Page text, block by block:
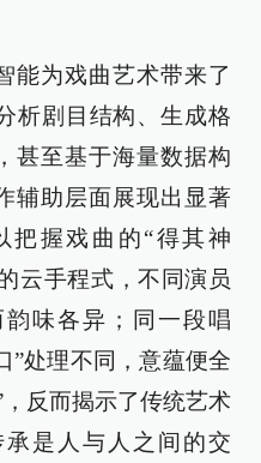
能为戏曲艺术带来了
析剧目结构、生成格
甚至基于海量数据构
辅助层面展现出显著
把握戏曲的“得其神
云手程式，不同演员
味各异；同一段唱
”处理不同，意蕴便全
反而揭示了传统艺术
是人与人之间的交